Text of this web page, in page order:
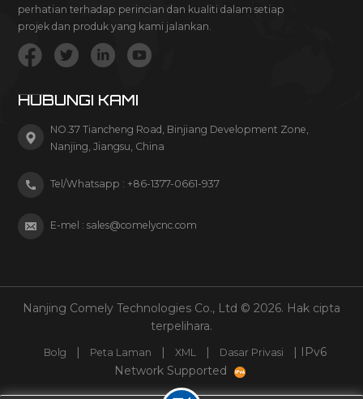
perhatian terhadap perincian dan kualiti dalam setiap
projek dan produk yang kami jalankan.
HUBUNGI KAMI
NO.37 Tiancheng Road, Binjiang Development Zone,
Nanjing, Jiangsu, China
Tel/Whatsapp : +86-1377-0661-937
E-mel :sales@comelycnc.com
Nanjing Comely Technologies Co., Ltd © 2026. Hak cipta
terpelihara.
Bolg Peta Laman XML Dasar Privasi
| IPv6
Network Supported